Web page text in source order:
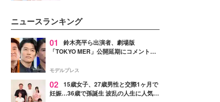
好さんを迎えて本音で女子会トー
ク。猛暑のお出かけを快適に過ご
すヒントや、2人が感動した夏の
生理の新常識にも迫りました。
ニュースランキング
01
鈴木亮平ら出演者、劇場版
「TOKYO MER」公開延期にコメント
最大の敬意とエールを」
モデルプレス
02 15歳女子、27歳男性と交際1ヶ月で
妊娠…36歳で孫誕生 波乱の人生に人気タ